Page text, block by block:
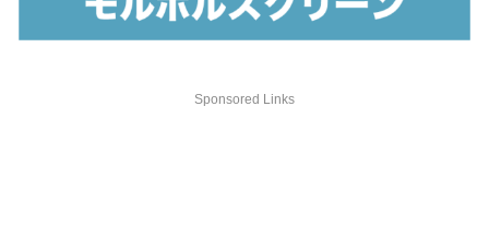
Sponsored Links